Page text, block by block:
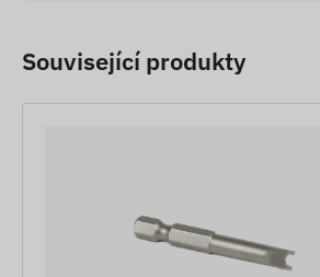
Související produkty